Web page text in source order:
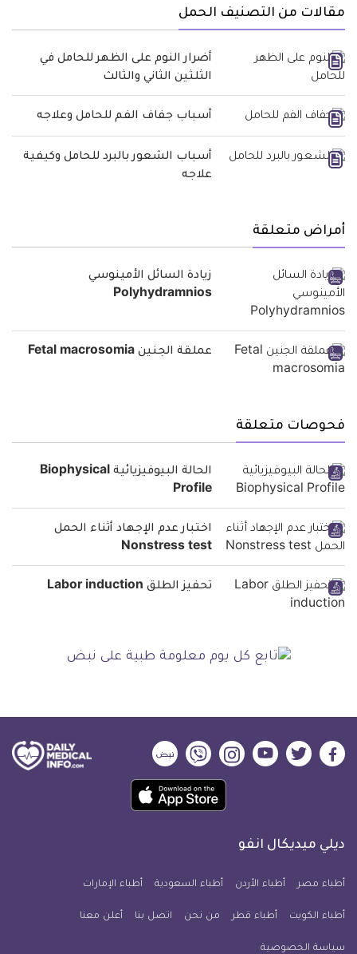
مقالات من التصنيف الحمل
أضرار النوم على الظهر للحامل في
الثلثين الثاني والثالث
أسباب جفاف الفم للحامل وعلاجه
أسباب الشعور بالبرد للحامل وكيفية
علاجه
أمراض متعلقة
زيادة السائل الأمينوسي
Polyhydramnios
عملقة الجنين Fetal macrosomia
فحوصات متعلقة
الحالة البيوفيزيائية Biophysical
Profile
اختبار عدم الإجهاد أثناء الحمل
Nonstress test
تحفيز الطلق Labor induction
ديلي
فيسبوك
ديلي
تويتر
ديلي
ميديكال
يوتيوب
ديلي
ميديكال
انفو
ديلي
ميديكال
انفو
ديلي
ميديكال
انفو
حمل
تطبيق
معلومة
للآيفون
ديلي ميديكال انفو
أطباء مصر أطباء الأردن أطباء السعودية أطباء الإمارات
أطباء الكويت أطباء قطر من نحن اتصل بنا أعلن معنا
سياسة الخصوصية